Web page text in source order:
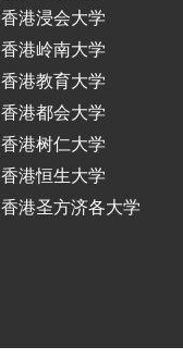
香港浸会大学
香港岭南大学
香港教育大学
香港都会大学
香港树仁大学
香港恒生大学
香港圣方济各大学